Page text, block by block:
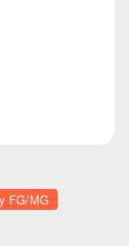
FG/MG